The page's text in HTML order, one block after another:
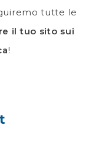
tutte le
il tuo sito sui
!